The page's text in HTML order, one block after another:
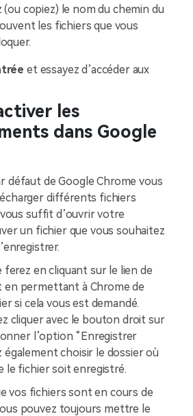
(ou copiez) le nom du chemin du
les fichiers que vous
et essayez d’accéder aux
les
dans Google
défaut de Google Chrome vous
différents fichiers
suffit d’ouvrir votre
un fichier que vous souhaitez
ferez en cliquant sur le lien de
permettant à Chrome de
si cela vous est demandé.
cliquer avec le bouton droit sur
l’option “Enregistrer
également choisir le dossier où
le fichier soit enregistré.
vos fichiers sont en cours de
pouvez toujours mettre le